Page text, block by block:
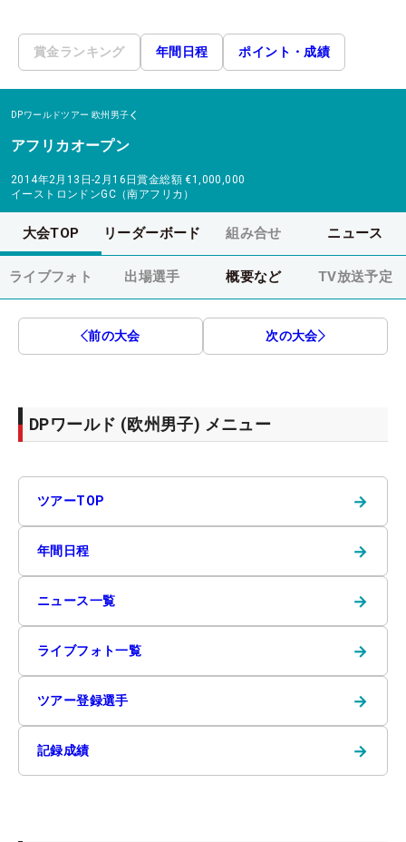
賞金ランキング 年間日程 ポイント・成績
DPワールドツアー 欧州男子
アフリカオープン
2014年2月13日-2月16日賞金総額 €1,000,000
イーストロンドンGC（南アフリカ）
大会TOP リーダーボード 組み合せ ニュース
ライブフォト 出場選手 概要など TV放送予定
前の大会 次の大会
DPワールド (欧州男子) メニュー
ツアーTOP →
年間日程 →
ニュース一覧 →
ライブフォト一覧 →
ツアー登録選手 →
記録成績 →